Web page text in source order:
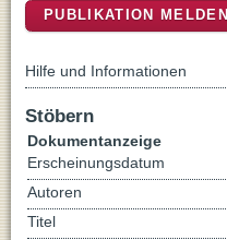
PUBLIKATION MELDEN
Hilfe und Informationen
Stöbern
Dokumentanzeige
Erscheinungsdatum
Autoren
Titel